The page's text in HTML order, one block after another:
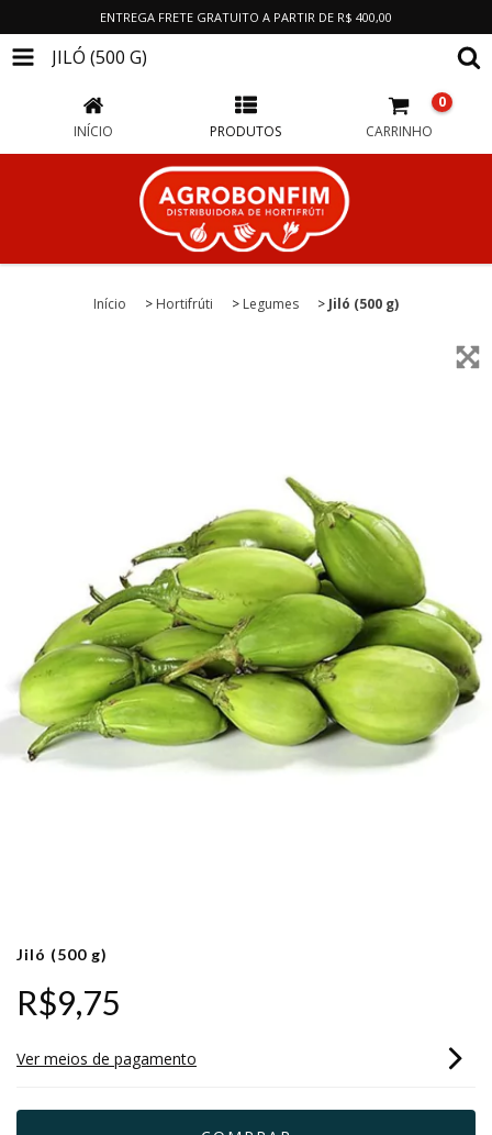
ENTREGA FRETE GRATUITO A PARTIR DE R$ 400,00
JILÓ (500 G)
INÍCIO PRODUTOS CARRINHO
0
Início > Hortifrúti > Legumes > Jiló (500 g)
Jiló (500 g)
R$9,75
Ver meios de pagamento